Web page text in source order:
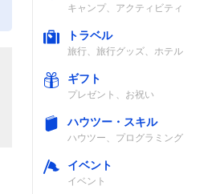
キャンプ、アクティビティ
トラベル
旅行、旅行グッズ、ホテル
ギフト
プレゼント、お祝い
ハウツー・スキル
ハウツー、プログラミング
イベント
イベント